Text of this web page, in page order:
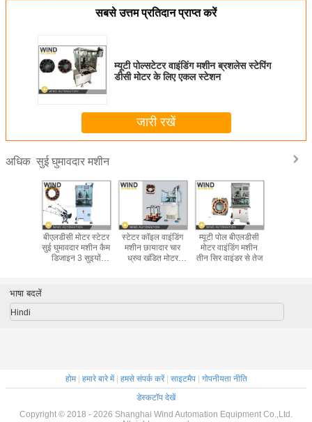
सबसे उत्तम प्रतिदान प्राप्त करें
म्यूटी पोल्सटेटर वाइंडिंग मशीन ब्रशलेस स्टेपिंग
डीसी मोटर के लिए एकल स्टेशन
जारी रखें
अधिक सुई घुमावदार मशीन
बीएलडीसी मोटर स्टेटर
सुई घुमावदार मशीन कैम
डिजाइन 3 सुइयों
स्टेटर कॉइल वाइंडिंग
मशीन छायादार चार
ध्रुव खंडित मोटर
म्यूटी पोल बीएलडीसी
मोटर वाइंडिंग मशीन
तीन सिर वाइंडर से तेज
भाषा बदलें
Hindi
होम| हमारे बारे में| हमसे संपर्क करें| साइटमैप| गोपनीयता नीति
डेस्कटॉप देखें
Copyright © 2018 - 2026 Shanghai Wind Automation Equipment Co.,Ltd.